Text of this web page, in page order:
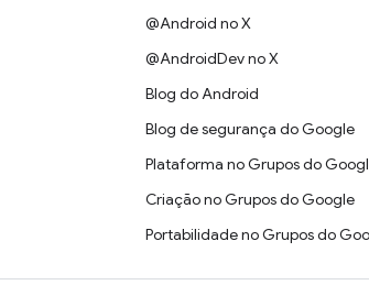
@Android no X
@AndroidDev no X
Blog do Android
Blog de segurança do Google
Plataforma no Grupos do
Criação no Grupos do Google
Portabilidade no Grupos do